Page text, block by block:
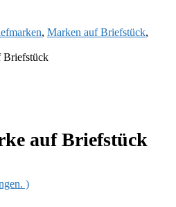
, Marken auf Briefstück,
Briefstück
auf Briefstück
)